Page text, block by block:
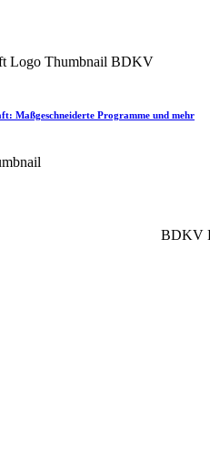
Maßgeschneiderte Programme und mehr